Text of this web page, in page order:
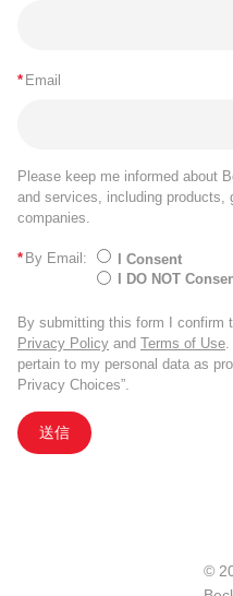
* Email
Please keep me informed about
and services, including products,
companies.
* By Email:
I Consent
I DO NOT
By submitting this form I confirm
Privacy Policy and Terms of Use.
pertain to my personal data as
Privacy Choices”.
送信
©